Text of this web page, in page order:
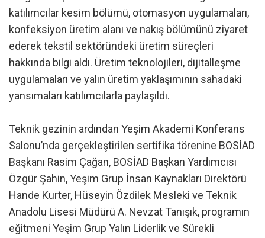
katılımcılar kesim bölümü, otomasyon uygulamaları,
konfeksiyon üretim alanı ve nakış bölümünü ziyaret
ederek tekstil sektöründeki üretim süreçleri
hakkında bilgi aldı. Üretim teknolojileri, dijitalleşme
uygulamaları ve yalın üretim yaklaşımının sahadaki
yansımaları katılımcılarla paylaşıldı.
Teknik gezinin ardından Yeşim Akademi Konferans
Salonu’nda gerçekleştirilen sertifika törenine BOSİAD
Başkanı Rasim Çağan, BOSİAD Başkan Yardımcısı
Özgür Şahin, Yeşim Grup İnsan Kaynakları Direktörü
Hande Kurter, Hüseyin Özdilek Mesleki ve Teknik
Anadolu Lisesi Müdürü A. Nevzat Tanışık, programın
eğitmeni Yeşim Grup Yalın Liderlik ve Sürekli